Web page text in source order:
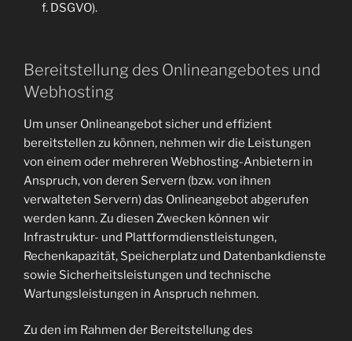
f. DSGVO).
Bereitstellung des Onlineangebotes und
Webhosting
Um unser Onlineangebot sicher und effizient
bereitstellen zu können, nehmen wir die Leistungen
von einem oder mehreren Webhosting-Anbietern in
Anspruch, von deren Servern (bzw. von ihnen
verwalteten Servern) das Onlineangebot abgerufen
werden kann. Zu diesen Zwecken können wir
Infrastruktur- und Plattformdienstleistungen,
Rechenkapazität, Speicherplatz und Datenbankdienste
sowie Sicherheitsleistungen und technische
Wartungsleistungen in Anspruch nehmen.
Zu den im Rahmen der Bereitstellung des